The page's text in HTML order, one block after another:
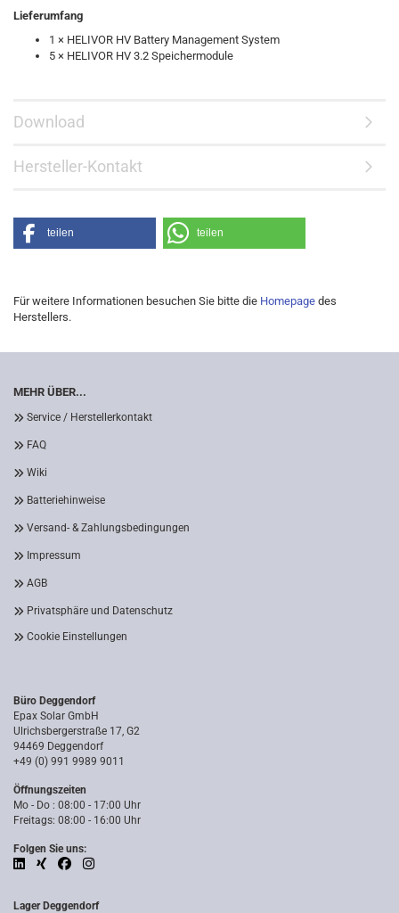
Lieferumfang
1 × HELIVOR HV Battery Management System
5 × HELIVOR HV 3.2 Speichermodule
Download
Hersteller-Kontakt
teilen teilen
Für weitere Informationen besuchen Sie bitte die Homepage des
Herstellers.
MEHR ÜBER...
Service / Herstellerkontakt
FAQ
Wiki
Batteriehinweise
Versand- & Zahlungsbedingungen
Impressum
AGB
Privatsphäre und Datenschutz
Cookie Einstellungen
Büro Deggendorf
Epax Solar GmbH
Ulrichsbergerstraße 17, G2
94469 Deggendorf
+49 (0) 991 9989 9011
Öffnungszeiten
Mo - Do : 08:00 - 17:00 Uhr
Freitags: 08:00 - 16:00 Uhr
Folgen Sie uns:
Lager Deggendorf